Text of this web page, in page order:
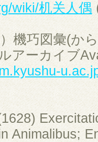
wiki/机关人偶
機巧図彙(か
アーカイブ
Animalibus;